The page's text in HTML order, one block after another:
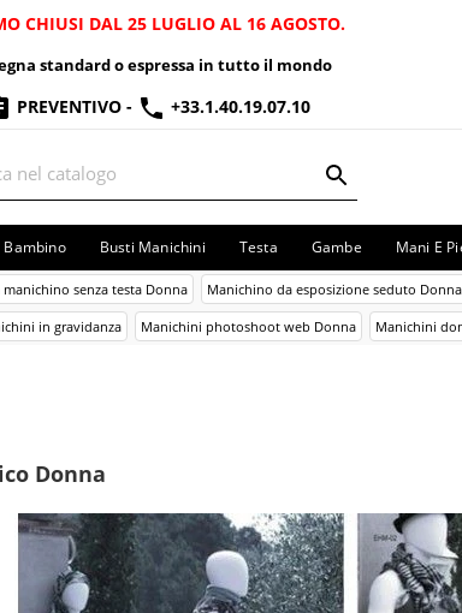
CHIUSI DAL 25 LUGLIO AL 16 AGOSTO.
standard o espressa in tutto il mondo
PREVENTIVO - +33.1.40.19.07.10
Busti Manichini Testa Gambe Mani E
manichino senza testa Donna Manichino da esposizione seduto Donna
in gravidanza Manichini photoshoot web Donna Manichini
Donna